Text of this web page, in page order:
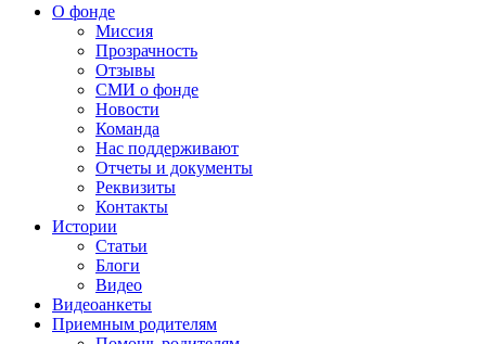
О фонде
Миссия
Прозрачность
Отзывы
СМИ о фонде
Новости
Команда
Нас поддерживают
Отчеты и документы
Реквизиты
Контакты
Истории
Статьи
Блоги
Видео
Видеоанкеты
Приемным родителям